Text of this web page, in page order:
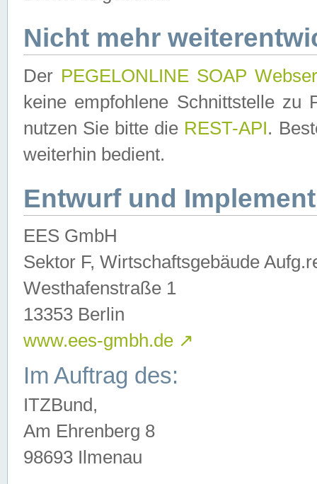
Nicht mehr
Der PEGELONLINE SOAP
keine empfohlene Schnittstelle zu
nutzen Sie bitte die REST-API.
weiterhin bedient.
Entwurf und
EES GmbH
Sektor F, Wirtschaftsgebäude
Westhafenstraße 1
13353 Berlin
www.ees-gmbh.de ↗
Im Auftrag des:
ITZBund,
Am Ehrenberg 8
98693 Ilmenau